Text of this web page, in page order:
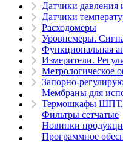
Датчики давления
Датчики
Расходомеры
Уровнемеры.
Функциональная
Измерители.
Метрологическое
Запорно-
Мембраны для
Термошкафы ШПТ.
Фильтры сетчатые
Новинки
Программное